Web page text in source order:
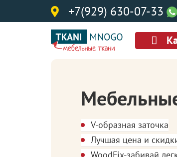
+7(929) 630-07-33
V-образная заточка
Лучшая цена и